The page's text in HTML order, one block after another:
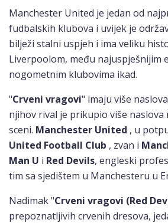
Manchester United je jedan od
fudbalskih klubova i uvijek je
bilježi stalni uspjeh i ima veliku
Liverpoolom, među najuspješnijim
nogometnim klubovima ikad.
"Crveni vragovi" imaju više
njihov rival je prikupio više
sceni. Manchester United , u
United Football Club , zvan i
Man U i Red Devils, engleski
tim sa sjedištem u Manchesteru u
Nadimak "Crveni vragovi (Red
prepoznatljivih crvenih dresova,